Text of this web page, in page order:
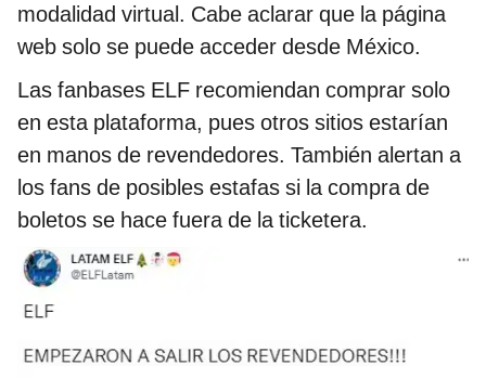
modalidad virtual. Cabe aclarar que la página
web solo se puede acceder desde México.
Las fanbases ELF recomiendan comprar solo
en esta plataforma, pues otros sitios estarían
en manos de revendedores. También alertan a
los fans de posibles estafas si la compra de
boletos se hace fuera de la ticketera.